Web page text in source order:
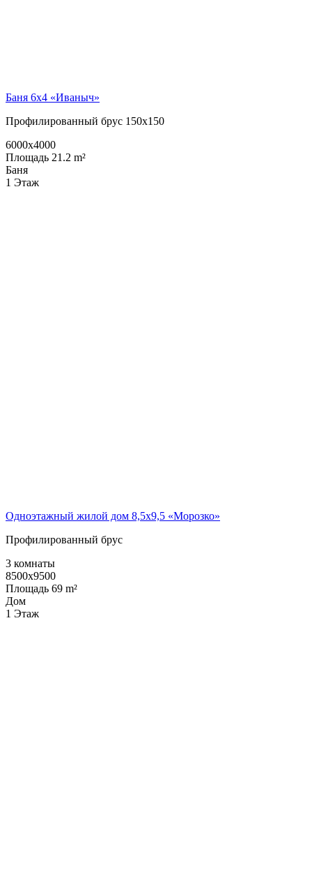
Баня 6х4 «Иваныч»
Профилированный брус 150х150
6000x4000
Площадь 21.2 m²
Баня
1 Этаж
Одноэтажный жилой дом 8,5х9,5 «Морозко»
Профилированный брус
3 комнаты
8500x9500
Площадь 69 m²
Дом
1 Этаж